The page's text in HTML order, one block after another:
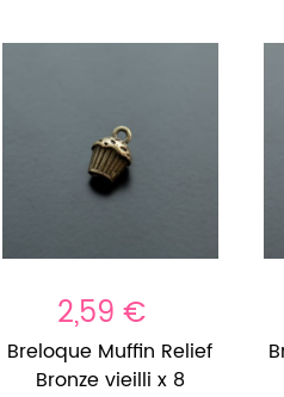
2,59 €
Breloque Muffin Relief
Bronze vieilli x 8